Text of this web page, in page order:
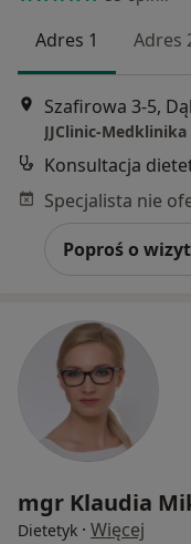
Adres 1 Adres
Szafirowa 3-5,
JJClinic-Medklinika
Konsultacja
Poproś o
mgr Klaudia
Dietetyk · Więcej